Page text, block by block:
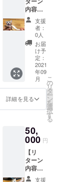
い。)
《雑貨
詳細》
・ヘア
ピン ・
ヘアゴ
ム ・
バック
チャー
ム ・マ
スクス
トラッ
プ ・マ
記入を
お願い
します
(記入が
ない場
合はラ
ンダム
となり
ます。)
(すべて
1点もの
なの
で、
なりま
す。ご
了承く
ださ
い。)
《雑貨
詳細》
内容】
①お礼
のメー
ル ②保
護活動
のレ
ポート
(メール
にて) ③
スト
リート
チルド
レン支
援雑貨4
可) →備
考欄に
て希望
する雑
貨4点の
記入を
お願い
支援
者：
0人
お届
け予
定：
2021
年09
月
詳細を見る
こ
の
リ
タ
ー
ン
を
選
択
す
る
50,
000 円
【リ
ターン
内容】
①お礼
支援